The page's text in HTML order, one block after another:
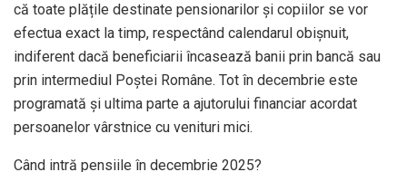
că toate plățile destinate pensionarilor și copiilor se vor
efectua exact la timp, respectând calendarul obișnuit,
indiferent dacă beneficiarii încasează banii prin bancă sau
prin intermediul Poștei Române. Tot în decembrie este
programată și ultima parte a ajutorului financiar acordat
persoanelor vârstnice cu venituri mici.
Când intră pensiile în decembrie 2025?